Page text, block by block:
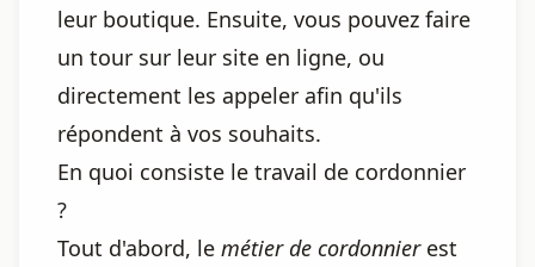
leur boutique. Ensuite, vous pouvez faire
un tour sur leur site en ligne, ou
directement les appeler afin qu'ils
répondent à vos souhaits.
En quoi consiste le travail de cordonnier
?
Tout d'abord, le métier de cordonnierest